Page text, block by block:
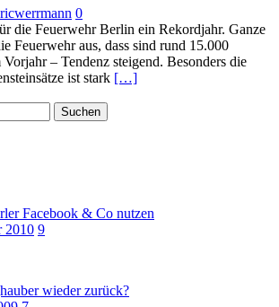
0
die Feuerwehr Berlin ein Rekordjahr. Ganze
Feuerwehr aus, dass sind rund 15.000
– Tendenz steigend. Besonders die
ist stark […]
Facebook & Co nutzen
2010 9
wieder zurück?